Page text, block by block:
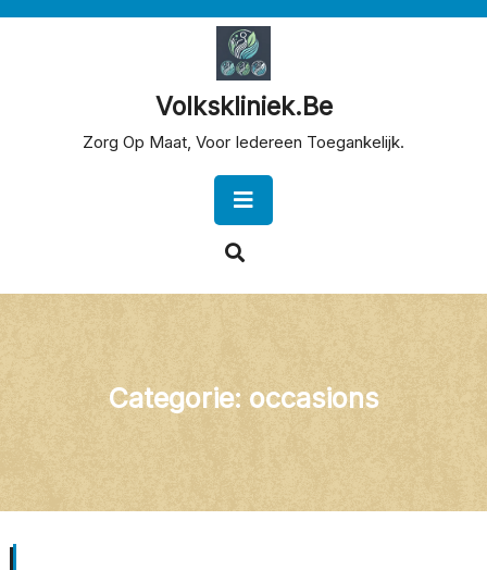
Volkskliniek.be
Zorg Op Maat, Voor Iedereen Toegankelijk.
Button
Categorie: occasions